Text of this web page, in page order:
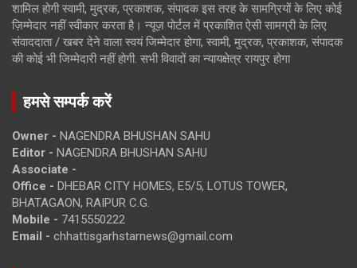
शामिल होगी स्वामी, मुद्रक, प्रकाशक, संपादक इस तरह के सामग्रियों के लिए कोई
ज़िम्मेदार नहीं स्वीकार करता है। न्यूज़ पोर्टल में प्रकाशित ऐसी सामग्री के लिए
संवाददाता / खबर देने वाला स्वयं जिम्मेदार होगा, स्वामी, मुद्रक, प्रकाशक, संपादक
की कोई भी जिम्मेदारी नहीं होगी. सभी विवादों का न्यायक्षेत्र रायपुर होगा
हमसे सम्पर्क करें
Owner - NAGENDRA BHUSHAN SAHU
Editor - NAGENDRA BHUSHAN SAHU
Associate -
Office - DHEBAR CITY HOMES, E5/5, LOTUS TOWER,
BHATAGAON, RAIPUR C.G.
Mobile - 7415550222
Email - chhattisgarhstarnews@gmail.com